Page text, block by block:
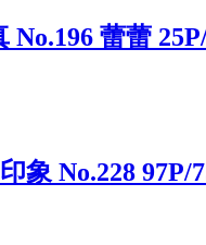
No.196 蕾蕾
象 No.228 97P/